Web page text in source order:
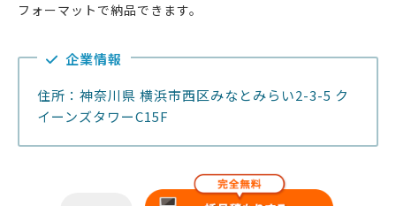
フォーマットで納品できます。
企業情報
住所：神奈川県 横浜市西区みなとみらい2-3-5 ク
イーンズタワーC15F